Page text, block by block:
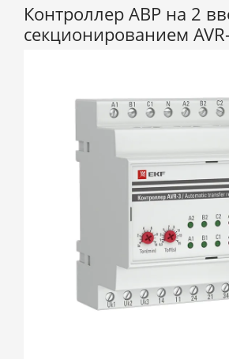
Контроллер АВР на 2
секционированием